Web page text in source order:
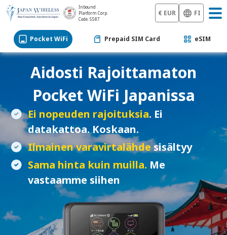
Inbound
Platform Corp.
Code: 5587
€ EUR FI
Pocket WiFi Prepaid SIM Card eSIM
Aidosti Rajoittamaton
Pocket WiFi Japanissa
Ei nopeuden rajoituksia. Ei
datakattoa. Koskaan.
Ilmainen varavirtalähdesisältyy
Sama hinta kuin muilla. Me
vastaamme siihen